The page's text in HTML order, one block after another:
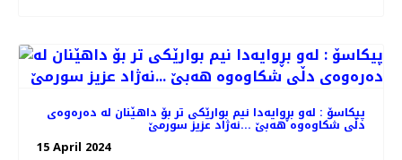
پیكاسۆ : له‌و بڕوایه‌دا نیم بوارێكی تر بۆ داهێنان له‌ ده‌ره‌وه‌ی
دڵی شكاوه‌وه‌ هه‌بێ ...نه‌ژاد عزیز سورمێ
15 April 2024